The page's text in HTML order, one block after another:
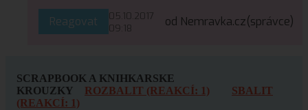
Reagovat
05.10.2017
09:18
od Nemravka.cz(správce)
SCRAPBOOK A KNIHKARSKE
KROUZKY
ROZBALIT (REAKCÍ: 1)
SBALIT
(REAKCÍ: 1)